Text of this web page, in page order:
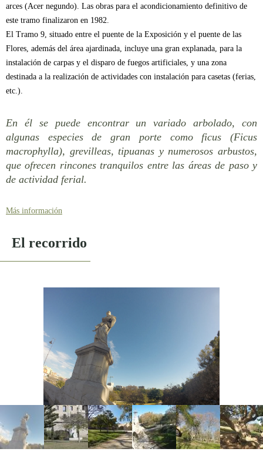
arces (Acer negundo). Las obras para el acondicionamiento definitivo de
este tramo finalizaron en 1982.
El Tramo 9, situado entre el puente de la Exposición y el puente de las
Flores, además del área ajardinada, incluye una gran explanada, para la
instalación de carpas y el disparo de fuegos artificiales, y una zona
destinada a la realización de actividades con instalación para casetas (ferias,
etc.).
En él se puede encontrar un variado arbolado, con
algunas especies de gran porte como ficus (Ficus
macrophylla), grevilleas, tipuanas y numerosos arbustos,
que ofrecen rincones tranquilos entre las áreas de paso y
de actividad ferial.
Más información
EQUIPAMIENTOS
El Tramo 7actualmente es un jardín integrado en su entorno, que sigue la
esculturas al aire libre. En su entorno destacan dos edificios monumentales:
de pintura, y la iglesia y Palacio del Temple, conjunto conventual
reutilizado como sede del Gobierno Civil.
tiene un tratamiento paisajístico ideal para el reposo y el
footing. En la zona más próxima al puente de la Exposición se ubica un
campo de fútbol, y cerca del puente del Real existe un parque para perros.
El Tramo 9incluye una zona de juegos infantiles, consistente en un
conjunto de red de trepa de tres pirámides, cerca del cual se ubica un
quiosco-bar con WC. La explanada y la zona próxima al puente de las
Flores se utiliza para ubicar carpas y recintos feriales o espectáculos, según
El recorrido